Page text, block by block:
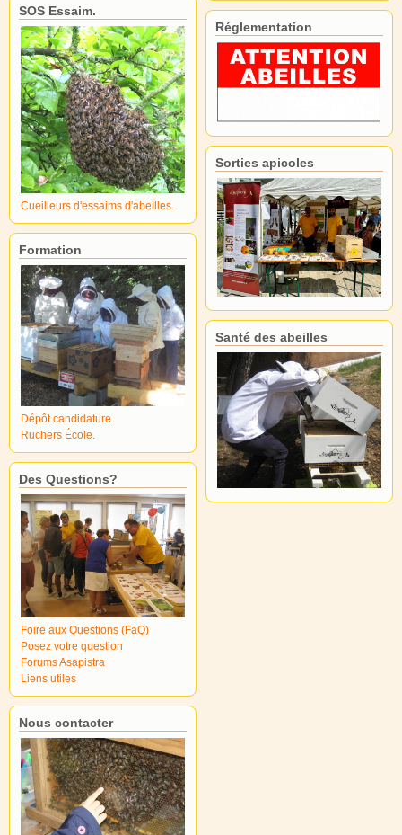
SOS Essaim.
Cueilleurs d'essaims d'abeilles.
Formation
Dépôt candidature.
Ruchers École.
Des Questions?
Foire aux Questions (FaQ)
Posez votre question
Forums Asapistra
Liens utiles
Nous contacter
Réglementation
Sorties apicoles
Santé des abeilles